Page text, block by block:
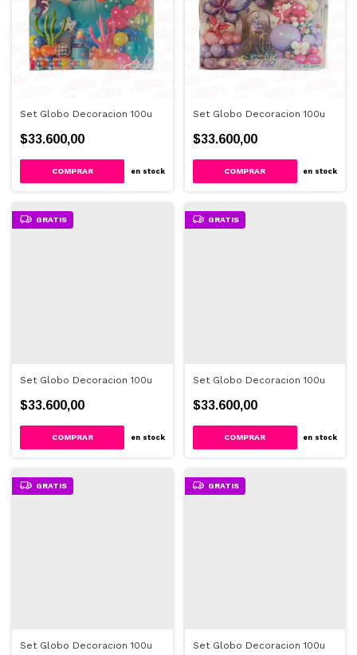
Set Globo Decoracion 100u
$33.600,00
en stock
Set Globo Decoracion 100u
$33.600,00
en stock
GRATIS
Set Globo Decoracion 100u
$33.600,00
en stock
GRATIS
Set Globo Decoracion 100u
$33.600,00
en stock
GRATIS
Set Globo Decoracion 100u
GRATIS
Set Globo Decoracion 100u